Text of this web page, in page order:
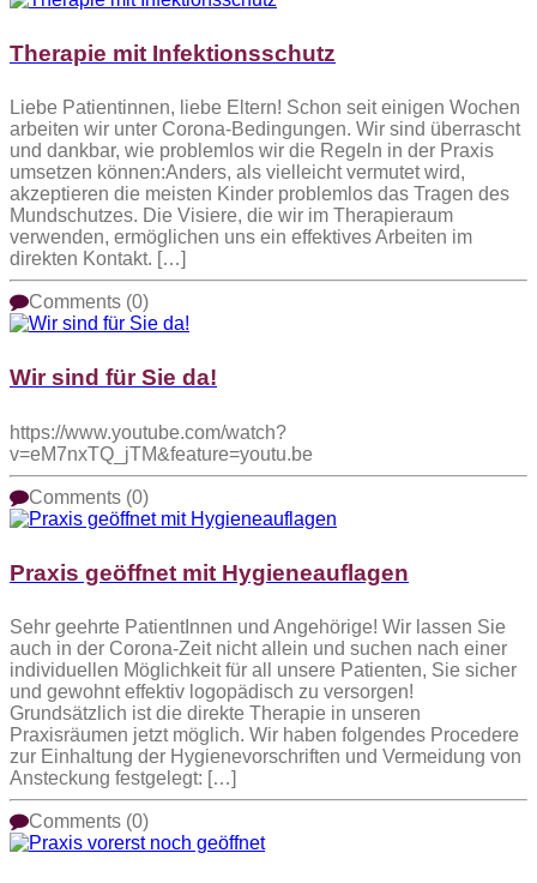
Therapie mit Infektionsschutz
Liebe Patientinnen, liebe Eltern! Schon seit einigen Wochen
arbeiten wir unter Corona-Bedingungen. Wir sind überrascht
und dankbar, wie problemlos wir die Regeln in der Praxis
umsetzen können:Anders, als vielleicht vermutet wird,
akzeptieren die meisten Kinder problemlos das Tragen des
Mundschutzes. Die Visiere, die wir im Therapieraum
verwenden, ermöglichen uns ein effektives Arbeiten im
direkten Kontakt. […]
Comments (0)
Wir sind für Sie da!
https://www.youtube.com/watch?
v=eM7nxTQ_jTM&feature=youtu.be
Comments (0)
Praxis geöffnet mit Hygieneauflagen
Sehr geehrte PatientInnen und Angehörige! Wir lassen Sie
auch in der Corona-Zeit nicht allein und suchen nach einer
individuellen Möglichkeit für all unsere Patienten, Sie sicher
und gewohnt effektiv logopädisch zu versorgen!
Grundsätzlich ist die direkte Therapie in unseren
Praxisräumen jetzt möglich. Wir haben folgendes Procedere
zur Einhaltung der Hygienevorschriften und Vermeidung von
Ansteckung festgelegt: […]
Comments (0)